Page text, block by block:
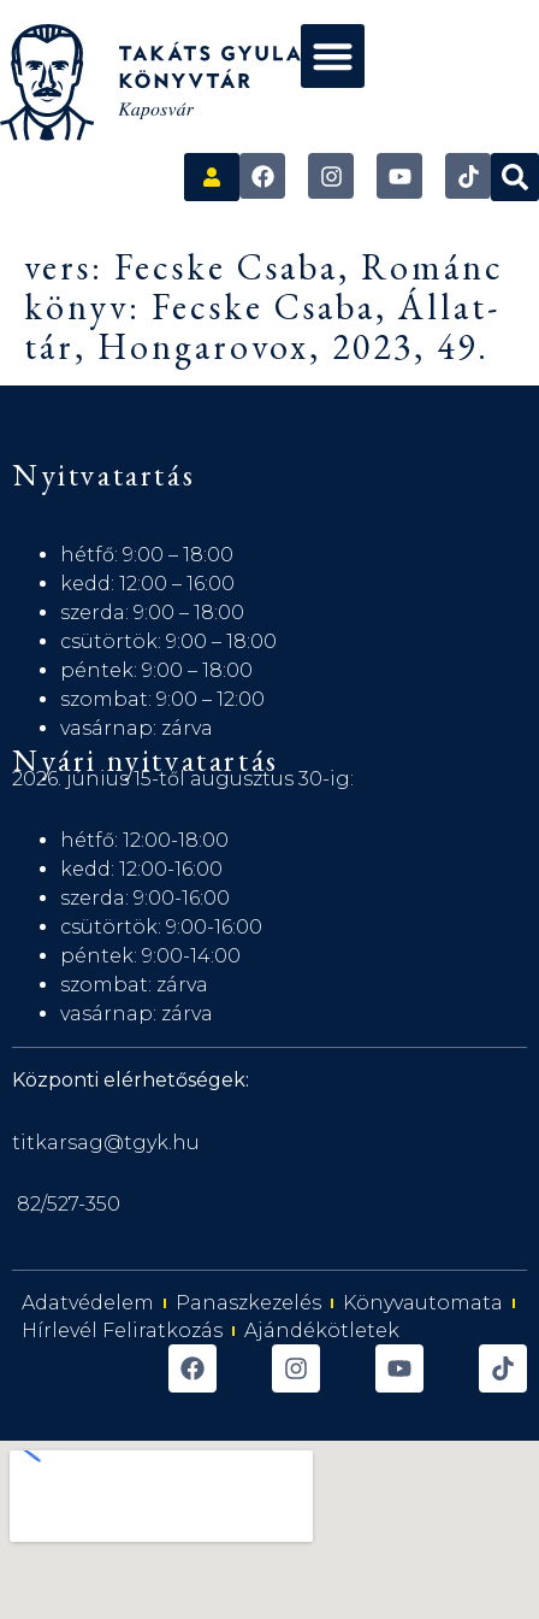
vers: Fecske Csaba, Románc
könyv: Fecske Csaba, Állat-
tár, Hongarovox, 2023, 49.
Nyitvatartás
hétfő: 9:00 – 18:00
kedd: 12:00 – 16:00
szerda: 9:00 – 18:00
csütörtök: 9:00 – 18:00
péntek: 9:00 – 18:00
szombat: 9:00 – 12:00
vasárnap: zárva
Nyári nyitvatartás
2026. június 15-től augusztus 30-ig:
hétfő: 12:00-18:00
kedd: 12:00-16:00
szerda: 9:00-16:00
csütörtök: 9:00-16:00
péntek: 9:00-14:00
szombat: zárva
vasárnap: zárva
Központi elérhetőségek:
titkarsag@tgyk.hu
82/527-350
Adatvédelem Panaszkezelés
Könyvautomata
Hírlevél Feliratkozás
Ajándékötletek